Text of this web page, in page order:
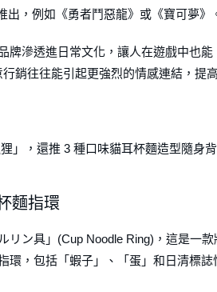
，例如《勇者鬥惡龍》或《寶可夢》
牌滲透進日常文化，讓人在遊戲中也能
銷往往能引起更強烈的情感連結，提
」，還推 3 種口味貓耳杯麵造型隨身
麵指環
リン具」(Cup Noodle Ring)，這是一款
環，包括「蝦子」、「蛋」和日清標誌